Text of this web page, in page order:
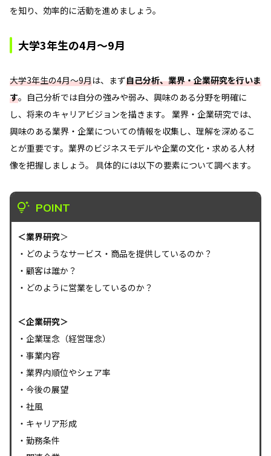
を知り、効率的に活動を進めましょう。
大学3年生の4月～9月
大学3年生の4月～9月は、まず自己分析、業界・企業研究を行いま
す。自己分析では自分の強みや弱み、興味のある分野を明確に
し、将来のキャリアビジョンを描きます。 業界・企業研究では、
興味のある業界・企業についての情報を収集し、理解を深めるこ
とが重要です。業界のビジネスモデルや企業の文化・求める人材
像を把握しましょう。 具体的には以下の要素について調べます。
POINT
＜業界研究＞
・どのようなサービス・商品を提供しているのか？
・顧客は誰か？
・どのように営業をしているのか？
＜企業研究＞
・企業理念（経営理念）
・事業内容
・業界内順位やシェア率
・今後の展望
・社風
・キャリア形成
・勤務条件